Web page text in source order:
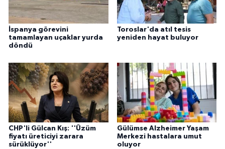
İspanya görevini
tamamlayan uçaklar yurda
döndü
Toroslar'da atıl tesis
yeniden hayat buluyor
CHP'li Gülcan Kış: ''Üzüm
fiyatı üreticiyi zarara
sürüklüyor''
Gülümse Alzheimer Yaşam
Merkezi hastalara umut
oluyor